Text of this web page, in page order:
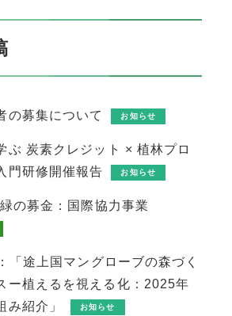
の募集について お知らせ
ぶ 炭素クレジット × 植林プロ
門研修開催報告
お知らせ
の募金：国際協力事業
「途上国マングローブの森づく
ー植えるを視える化：2025年
み紹介」
お知らせ